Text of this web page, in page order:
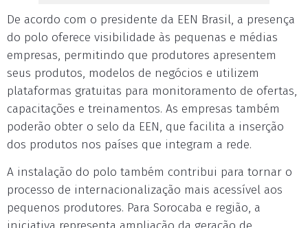
De acordo com o presidente da EEN Brasil, a presença
do polo oferece visibilidade às pequenas e médias
empresas, permitindo que produtores apresentem
seus produtos, modelos de negócios e utilizem
plataformas gratuitas para monitoramento de ofertas,
capacitações e treinamentos. As empresas também
poderão obter o selo da EEN, que facilita a inserção
dos produtos nos países que integram a rede.
A instalação do polo também contribui para tornar o
processo de internacionalização mais acessível aos
pequenos produtores. Para Sorocaba e região, a